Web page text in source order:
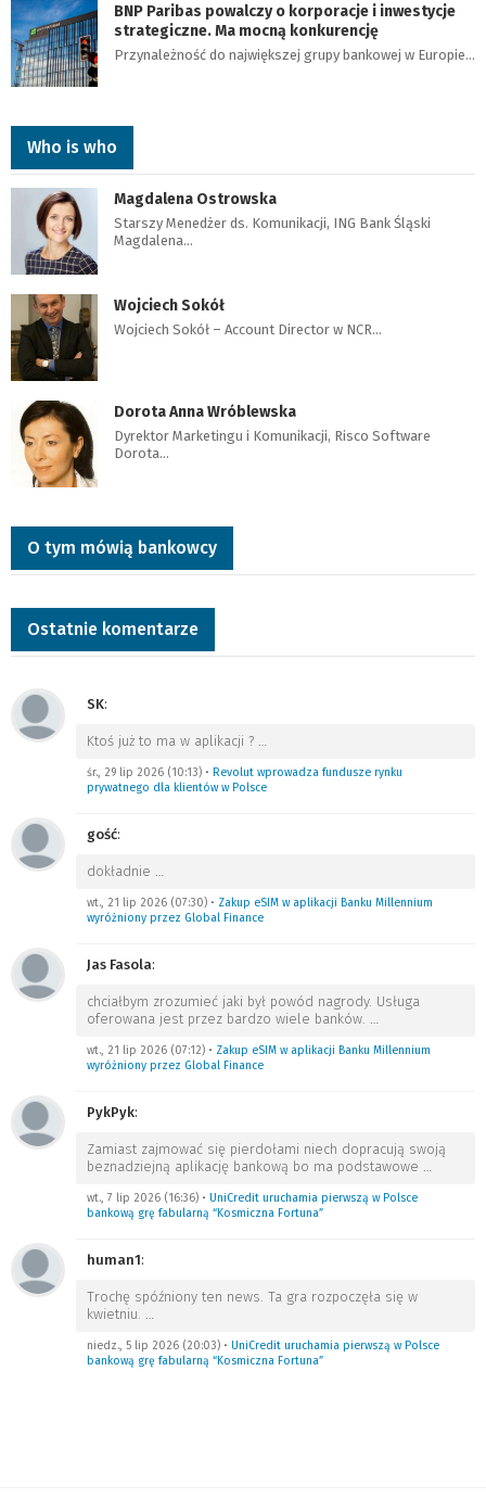
BNP Paribas powalczy o korporacje i inwestycje
strategiczne. Ma mocną konkurencję
Przynależność do największej grupy bankowej w Europie…
Who is who
Magdalena Ostrowska
Starszy Menedżer ds. Komunikacji, ING Bank Śląski
Magdalena…
Wojciech Sokół
Wojciech Sokół – Account Director w NCR…
Dorota Anna Wróblewska
Dyrektor Marketingu i Komunikacji, Risco Software
Dorota…
O tym mówią bankowcy
Ostatnie komentarze
SK:
Ktoś już to ma w aplikacji ?
śr., 29 lip 2026 (10:13) • Revolut wprowadza fundusze rynku
prywatnego dla klientów w Polsce
gość:
dokładnie
wt., 21 lip 2026 (07:30) • Zakup eSIM w aplikacji Banku Millennium
wyróżniony przez Global Finance
Jas Fasola:
chciałbym zrozumieć jaki był powód nagrody. Usługa
oferowana jest przez bardzo wiele banków.
wt., 21 lip 2026 (07:12) • Zakup eSIM w aplikacji Banku Millennium
wyróżniony przez Global Finance
PykPyk:
Zamiast zajmować się pierdołami niech dopracują swoją
beznadziejną aplikację bankową bo ma podstawowe
wt., 7 lip 2026 (16:36) • UniCredit uruchamia pierwszą w Polsce
bankową grę fabularną “Kosmiczna Fortuna”
human1:
Trochę spóźniony ten news. Ta gra rozpoczęła się w
kwietniu.
niedz., 5 lip 2026 (20:03) • UniCredit uruchamia pierwszą w Polsce
bankową grę fabularną “Kosmiczna Fortuna”